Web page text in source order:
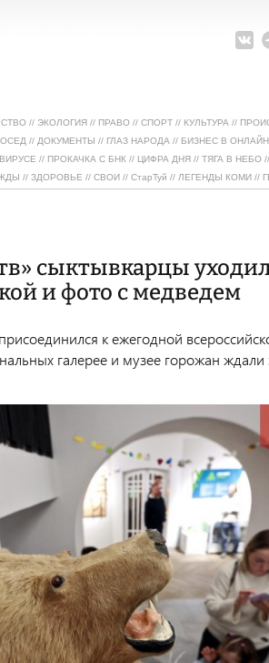
// ЭКОЛОГИЯ // ПРАВО // СПОРТ // КУЛЬТУРА //
// ДОКУМЕНТЫ // ГЛАЗ НАРОДА // БИЗНЕС В
// ПРОКАЧКА С БНК // ЦИФРА ДНЯ // ТЯГА В НЕБО //
// ЗДОРОВЬЕ // СВОИ // СтарТуй // ЛЕГЕНДЫ КОМИ //
сыктывкарцы
и фото с медведем
к ежегодной
галерее и музее горожан ждали